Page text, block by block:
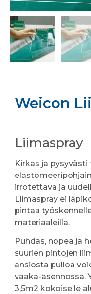
Weicon
Liimaspray
Kirkas ja pysyvästi
irrotettava ja
Liimaspray ei
pintaa
materiaaleilla.
Puhdas, nopea ja
suurien pintojen
ansiosta pulloa
vaaka-asennossa.
3,5m2 kokoiselle